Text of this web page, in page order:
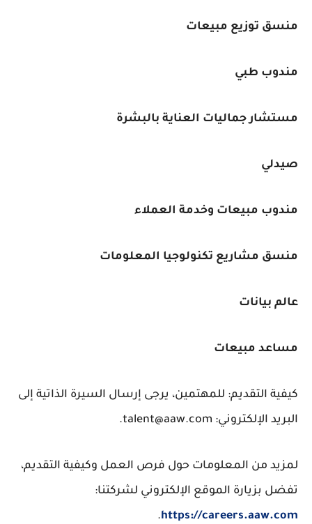
منسق توزيع مبيعات
مندوب طبي
مستشار جماليات العناية بالبشرة
صيدلي
مندوب مبيعات وخدمة العملاء
منسق مشاريع تكنولوجيا المعلومات
عالم بيانات
مساعد مبيعات
كيفية التقديم: للمهتمين، يرجى إرسال السيرة الذاتية إلى
البريد الإلكتروني: talent@aaw.com.
لمزيد من المعلومات حول فرص العمل وكيفية التقديم،
تفضل بزيارة الموقع الإلكتروني لشركتنا:
https://careers.aaw.com
.